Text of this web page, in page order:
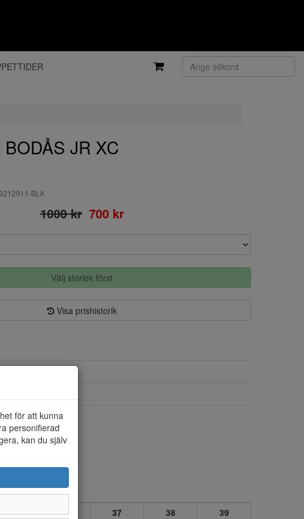
BODÅS JR XC
BLK
1000 kr 700 kr
Välj storlek först
Visa prishistorik
Resårboots
35 36 37 38
39
för att kunna
personifierad
kan du själv